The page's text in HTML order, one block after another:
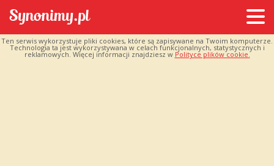
Ten serwis wykorzystuje pliki cookies, które są zapisywane na Twoim komputerze.
Technologia ta jest wykorzystywana w celach funkcjonalnych, statystycznych i
reklamowych. Więcej informacji znajdziesz w Polityce plików cookie.